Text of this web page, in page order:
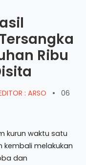
Ribu
: ARSO •
06
kurun waktu satu
kembali melakukan
dan